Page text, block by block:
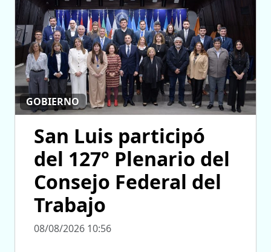
GOBIERNO
San Luis participó
del 127° Plenario del
Consejo Federal del
Trabajo
08/08/2026 10:56